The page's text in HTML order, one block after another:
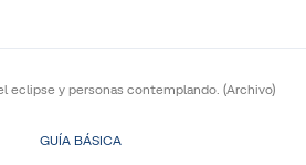
eclipse y personas contemplando. (Archivo)
GUÍA BÁSICA